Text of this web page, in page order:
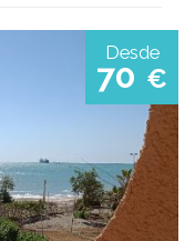
Desde
70 €